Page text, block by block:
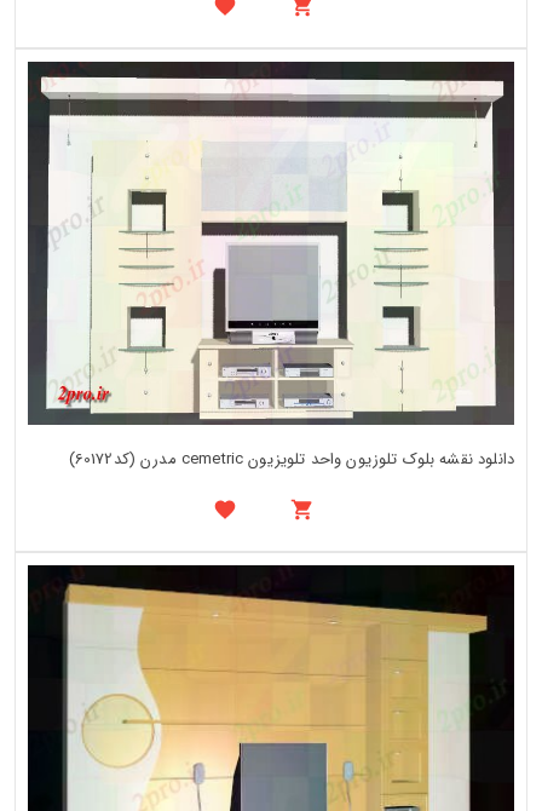
دانلود نقشه بلوک تلوزیون واحد تلویزیون cemetric مدرن (کد60172)